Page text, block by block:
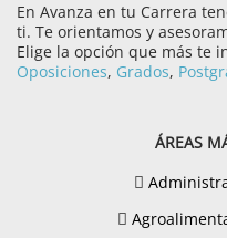
En Avanza en tu Carrera
ti. Te orientamos y
Elige la opción que más te
Oposiciones, Grados,
ÁREAS